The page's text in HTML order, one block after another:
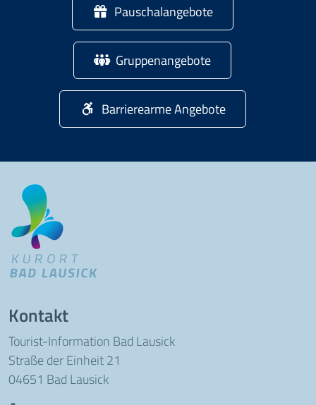
Pauschalangebote
Gruppenangebote
Barrierearme Angebote
Kontakt
Tourist-Information Bad Lausick
Straße der Einheit 21
04651 Bad Lausick